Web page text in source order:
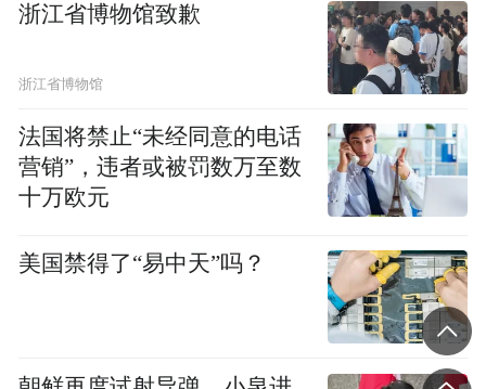
浙江省博物馆致歉
浙江省博物馆
法国将禁止“未经同意的电话
营销”，违者或被罚数万至数
十万欧元
美国禁得了“易中天”吗？